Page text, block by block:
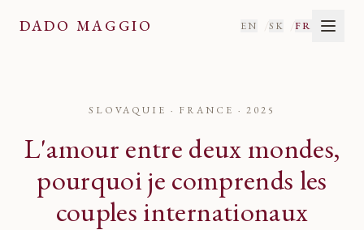
DADO MAGGIO EN /SK /FR
SLOVAQUIE · FRANCE · 2025
L'amour entre deux mondes,
pourquoi je comprends les
couples internationaux